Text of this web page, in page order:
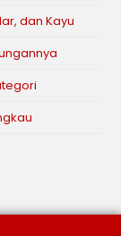
dan Kayu